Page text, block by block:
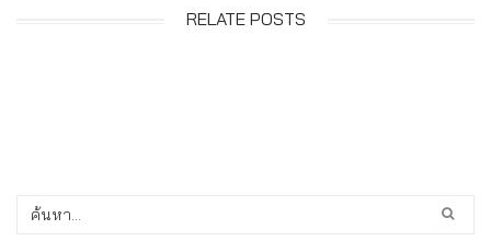
RELATE POSTS